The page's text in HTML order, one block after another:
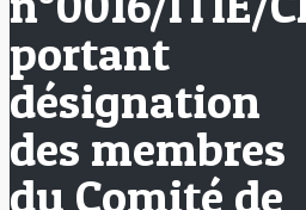
portant
désignation
des membres
du Comité de